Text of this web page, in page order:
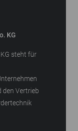
KG
steht für
den Vertrieb